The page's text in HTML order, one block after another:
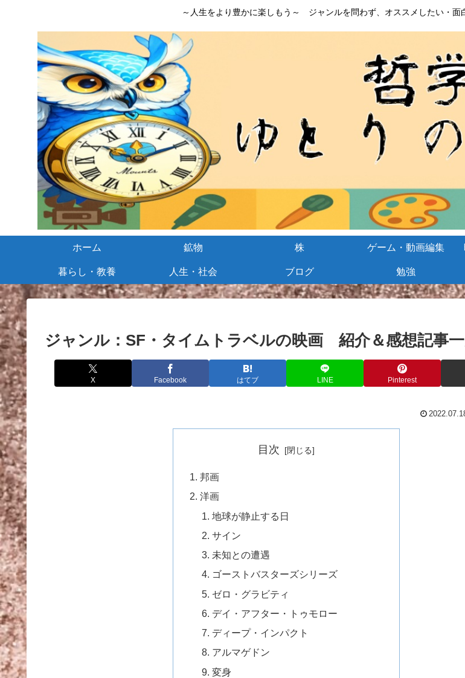
～人生をより豊かに楽しもう～ ジャンルを問わず、オススメしたい・面
ホーム 鉱物 株 ゲーム・動画編集
暮らし・教養 人生・社会 ブログ 勉強
ジャンル：SF・タイムトラベルの映画 紹介＆感想記事
X Facebook はてブ LINE Pinterest
目次
邦画
洋画
地球が静止する日
サイン
未知との遭遇
ゴーストバスターズシリーズ
ゼロ・グラビティ
デイ・アフター・トゥモロー
ディープ・インパクト
アルマゲドン
変身